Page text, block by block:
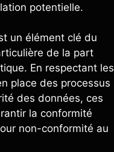
potentielle.
un élément clé du
de la part
En respectant les
place des processus
des données, ces
la conformité
non-conformité au